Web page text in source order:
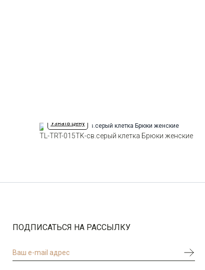
Узнать цену
TL-TRT-015TK-св.серый клетка Брюки женские
ПОДПИСАТЬСЯ НА РАССЫЛКУ